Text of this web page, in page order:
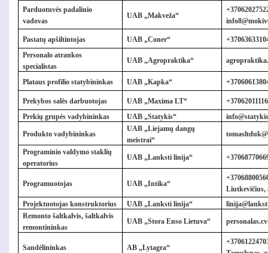
Parduotuvės padalinio
vadovas
UAB „Makveža“
+
Pastatų apšiltintojas UAB „Coner“
Personalo atrankos
specialistas
UAB „Agropraktika“
Plataus profilio statybininkas UAB „Kapka“
Prekybos salės darbuotojas UAB „Maxima LT“
Prekių grupės vadybininkas
UAB „Statykis“
Produkto vadybininkas
UAB „Liejamų dangų
meistrai“
Programinio valdymo staklių
operatorius
UAB „Lanksti linija“
Programuotojas UAB „Intika“
Liutkevičius,
Projektuotojas konstruktorius
UAB „Lanksti linija“
Remonto šaltkalvis, šaltkalvis
remontininkas
UAB „Stora Enso Lietuva“
Sandėlininkas AB „Lytagra“
+